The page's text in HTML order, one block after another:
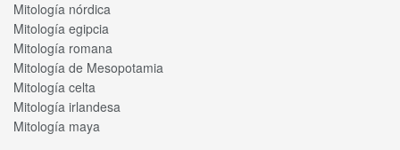
Mitología nórdica
Mitología egipcia
Mitología romana
Mitología de Mesopotamia
Mitología celta
Mitología irlandesa
Mitología maya